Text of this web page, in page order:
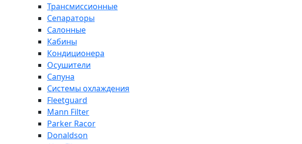
Трансмиссионные
Сепараторы
Салонные
Кабины
Кондиционера
Осушители
Сапуна
Системы охлаждения
Fleetguard
Mann Filter
Parker Racor
Donaldson